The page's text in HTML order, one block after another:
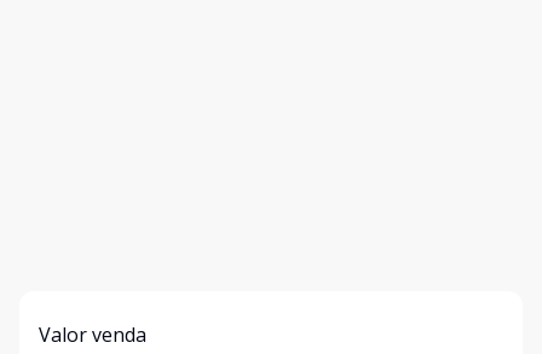
Valor venda